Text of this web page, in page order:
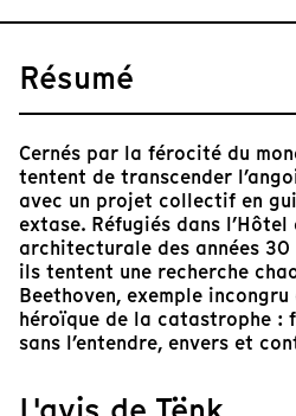
Résumé
Cernés par la férocité du
tentent de transcender
avec un projet collectif en
extase. Réfugiés dans
architecturale des années
ils tentent une recherche
Beethoven, exemple incongru
héroïque de la catastrophe :
sans l’entendre, envers et